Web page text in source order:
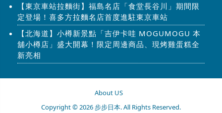
【東京車站拉麵街】福島名店「食堂長谷川」期間限
定登場！喜多方拉麵名店首度進駐東京車站
【北海道】小樽新景點「吉伊卡哇 MOGUMOGU 本
舖小樽店」盛大開幕！限定周邊商品、現烤雞蛋糕全
新亮相
About US
Copyright © 2026 步步日本. All Rights Reserved.